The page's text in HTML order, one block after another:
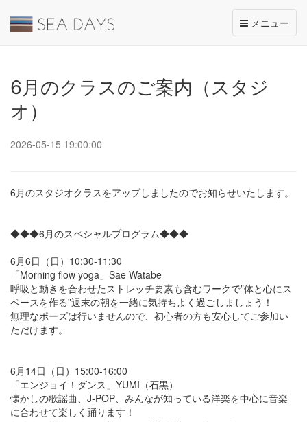
Toggle
navigation
メニュー
6月のクラスのご案内（スタジ
オ）
2026-05-15 19:00:00
6月のスタジオクラスをアップしましたのでお知らせいたします。
◆◆◆6月のスペシャルプログラム◆◆◆
6月6日（日）10:30-11:30
「Morning flow yoga」Sae Watabe
呼吸と動きを合わせたストレッチ要素も含むワークで”体と心にス
ペースを作る”週末の朝を一緒に気持ちよく過ごしましょう！
無理なポーズは行いませんので、初心者の方も安心してご参加い
ただけます。
6月14日（日）15:00-16:00
「エンジョイ！ダンス」YUMI（石黒）
懐かしの歌謡曲、J-POP、みんなが知っている洋楽を中心に音楽
に合わせて楽しく踊ります！